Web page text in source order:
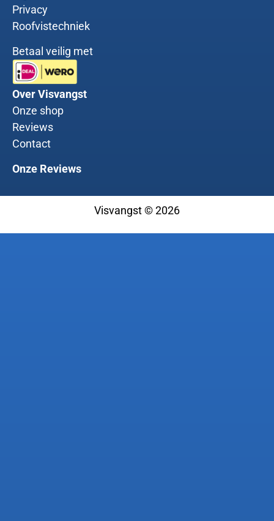
Privacy
Roofvistechniek
Betaal veilig met
Over Visvangst
Onze shop
Reviews
Contact
Onze Reviews
Visvangst © 2026